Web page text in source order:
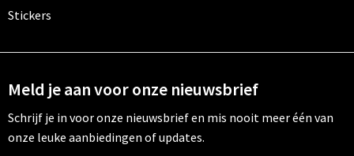
Stickers
Meld je aan voor onze nieuwsbrief
Schrijf je in voor onze nieuwsbrief en mis nooit meer één van
onze leuke aanbiedingen of updates.